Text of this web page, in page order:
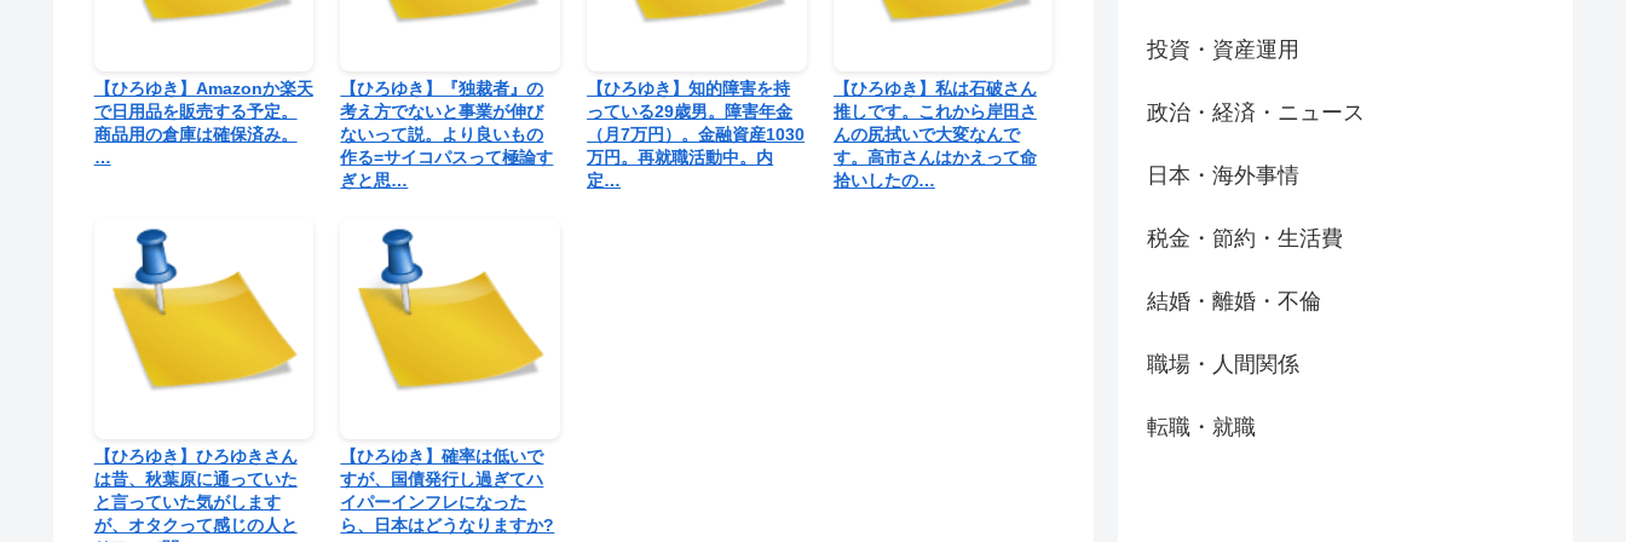
【ひろゆき】Amazonか楽天
で日用品を販売する予定。
商品用の倉庫は確保済み。
…
【ひろゆき】『独裁者』の
考え方でないと事業が伸び
ないって説。より良いもの
作る=サイコパスって極論す
ぎと思…
【ひろゆき】知的障害を持
っている29歳男。障害年金
（月7万円）。金融資産1030
万円。再就職活動中。内
定…
【ひろゆき】私は石破さん
推しです。これから岸田さ
んの尻拭いで大変なんで
す。高市さんはかえって命
拾いしたの…
【ひろゆき】ひろゆきさん
は昔、秋葉原に通っていた
と言っていた気がします
が、オタクって感じの人と
【ひろゆき】確率は低いで
すが、国債発行し過ぎてハ
イパーインフレになった
ら、日本はどうなりますか?
投資・資産運用
政治・経済・ニュース
日本・海外事情
税金・節約・生活費
結婚・離婚・不倫
職場・人間関係
転職・就職